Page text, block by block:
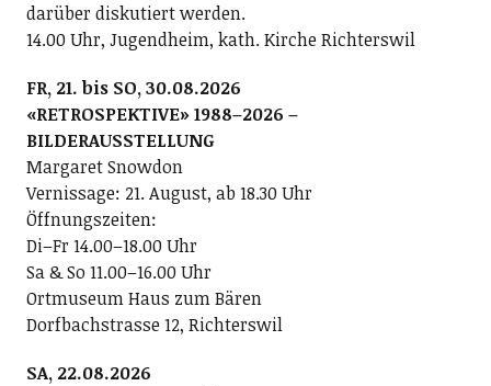
darüber diskutiert werden.
14.00 Uhr, Jugendheim, kath. Kirche Richterswil
FR, 21. bis SO, 30.08.2026
«RETROSPEKTIVE» 1988–2026 –
BILDERAUSSTELLUNG
Margaret Snowdon
Vernissage: 21. August, ab 18.30 Uhr
Öffnungszeiten:
Di–Fr 14.00–18.00 Uhr
Sa & So 11.00–16.00 Uhr
Ortmuseum Haus zum Bären
Dorfbachstrasse 12, Richterswil
SA, 22.08.2026